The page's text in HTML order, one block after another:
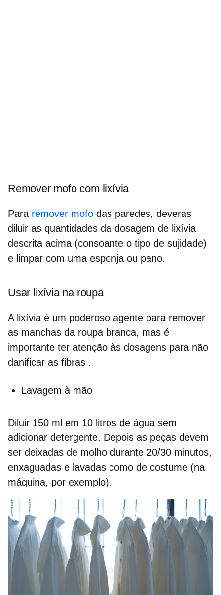
Remover mofo com lixívia
Para remover mofo das paredes, deverás
diluir as quantidades da dosagem de lixívia
descrita acima (consoante o tipo de sujidade)
e limpar com uma esponja ou pano.
Usar lixívia na roupa
A lixívia é um poderoso agente para remover
as manchas da roupa branca, mas é
importante ter atenção às dosagens para não
danificar as fibras .
Lavagem à mão
Diluir 150 ml em 10 litros de água sem
adicionar detergente. Depois as peças devem
ser deixadas de molho durante 20/30 minutos,
enxaguadas e lavadas como de costume (na
máquina, por exemplo).